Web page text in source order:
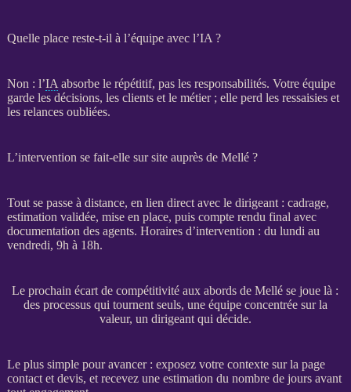
Quelle place reste-t-il à l’équipe avec l’IA ?
Non : l’IA absorbe le répétitif, pas les responsabilités. Votre équipe
garde les décisions, les clients et le métier ; elle perd les ressaisies et
les relancesoubliées.
L’intervention se fait-elle sur site auprès de Mellé ?
Tout se passe à distance, en lien direct avec le dirigeant : cadrage,
estimation validée, mise en place, puis compte rendu final avec
documentation des agents. Horaires d’intervention : du lundi au
vendredi, 9h à 18h.
Le prochain écart de compétitivité aux abords de Mellé se joue là :
des processus qui tournent seuls, une équipe concentrée sur la
valeur, un dirigeant qui décide.
Le plus simple pour avancer : exposez votre contexte sur la page
contact et devis, et recevez une estimation du nombre de jours avant